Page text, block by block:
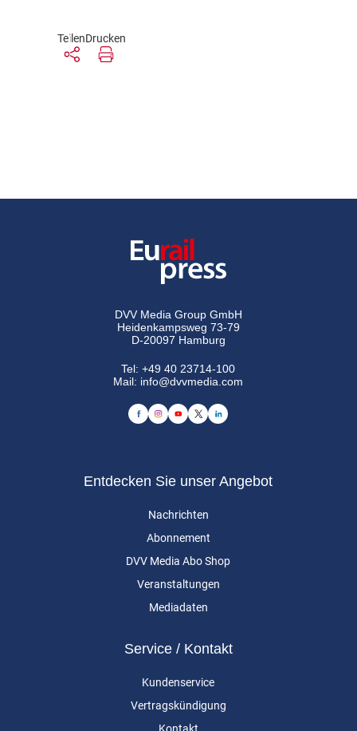
TeilenDrucken
DVV Media Group GmbH
Heidenkampsweg 73-79
D-20097 Hamburg
Tel:+49 40 23714-100
Mail: info@dvvmedia.com
Entdecken Sie unser Angebot
Nachrichten
Abonnement
DVV Media Abo Shop
Veranstaltungen
Mediadaten
Service / Kontakt
Kundenservice
Vertragskündigung